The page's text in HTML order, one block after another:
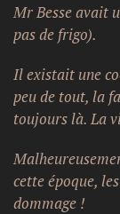
Mr Besse avait
pas de frigo).
Il existait une
peu de tout, la
toujours là. La
cette époque,
dommage !